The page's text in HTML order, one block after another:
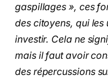
gaspillages », ces
des citoyens, qui
investir. Cela ne
mais il faut avoir
des répercussions